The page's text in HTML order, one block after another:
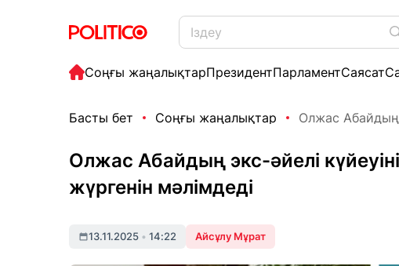
Соңғы жаңалықтарПрезидентПарламентСаясат
Басты бет Соңғы жаңалықтар Олжас Абайдың
Олжас Абайдың экс-әйелі
жүргенін мәлімдеді
13.11.2025 • 14:22 Айсұлу Мұрат